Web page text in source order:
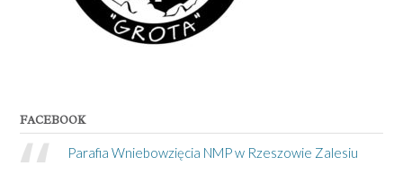
FACEBOOK
Parafia Wniebowzięcia NMP w Rzeszowie Zalesiu